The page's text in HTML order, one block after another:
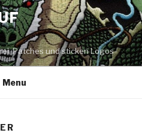
Patches und sticken Logos
Menu